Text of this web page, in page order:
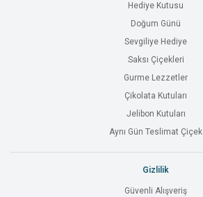
Hediye Kutusu
Doğum Günü
Sevgiliye Hediye
Saksı Çiçekleri
Gurme Lezzetler
Çikolata Kutuları
Jelibon Kutuları
Aynı Gün Teslimat Çiçek
Gizlilik
Güvenli Alışveriş